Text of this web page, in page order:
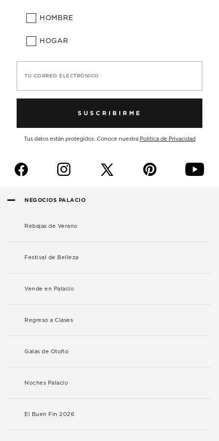
HOMBRE
HOGAR
TU CORREO ELECTRÓNICO
SUSCRIBIRME
Tus datos están protegidos. Conoce nuestra Política de Privacidad
f i p y
NEGOCIOS PALACIO
Rebajas de Verano
Festival de Belleza
Vende en Palacio
Regreso a Clases
Galas de Otoño
Noches Palacio
El Buen Fin 2026